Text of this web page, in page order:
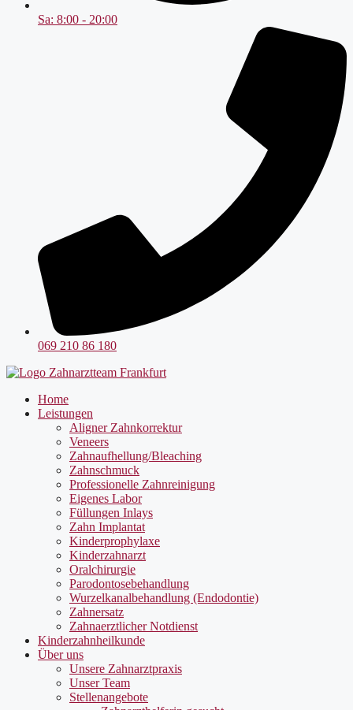
Sa: 8:00 - 20:00
069 210 86 180
Home
Leistungen
Aligner Zahnkorrektur
Veneers
Zahnaufhellung/Bleaching
Zahnschmuck
Professionelle Zahnreinigung
Eigenes Labor
Füllungen Inlays
Zahn Implantat
Kinderprophylaxe
Kinderzahnarzt
Oralchirurgie
Parodontosebehandlung
Wurzelkanalbehandlung (Endodontie)
Zahnersatz
Zahnaerztlicher Notdienst
Kinderzahnheilkunde
Über uns
Unsere Zahnarztpraxis
Unser Team
Stellenangebote